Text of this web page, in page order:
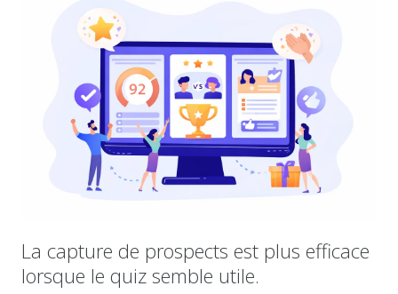
La capture de prospects est plus efficace
lorsque le quiz semble utile.